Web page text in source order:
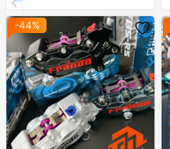
-44%